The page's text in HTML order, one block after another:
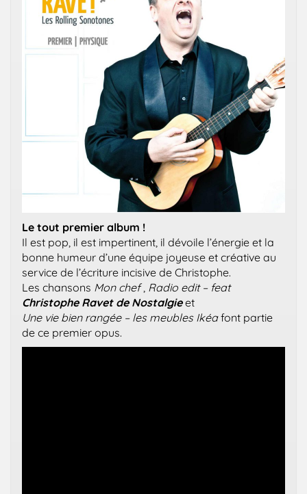
Le tout premier album !
Il est pop, il est impertinent, il dévoile l’énergie et la
bonne humeur d’une équipe joyeuse et créative au
service de l’écriture incisive de Christophe.
Les chansons Mon chef, Radio edit – feat
Christophe Ravet de Nostalgieet
Une vie bien rangée – les meubles Ikéafont partie
de ce premier opus.